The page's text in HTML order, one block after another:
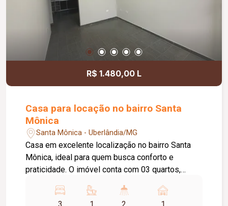
R$ 1.480,00 L
Casa para locação no bairro Santa
Mônica
Santa Mônica - Uberlândia/MG
Casa em excelente localização no bairro Santa
Mônica, ideal para quem busca conforto e
praticidade. O imóvel conta com 03 quartos,
aconchegante e cozinha equipada com armário